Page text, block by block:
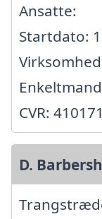
Ansatte:
Startdato:
CVR:
D.